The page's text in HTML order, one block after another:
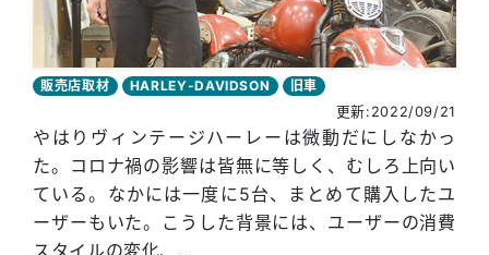
販売店取材 HARLEY-DAVIDSON
旧車
更新:2022/09/21
やはりヴィンテージハーレーは微動だにしなかっ
た。コロナ禍の影響は皆無に等しく、むしろ上向い
ている。なかには一度に5台、まとめて購入したユ
ーザーもいた。こうした背景には、ユーザーの消費